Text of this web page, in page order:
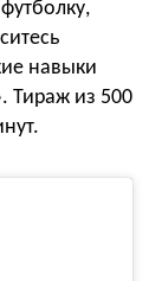
навыки
Тираж из 500